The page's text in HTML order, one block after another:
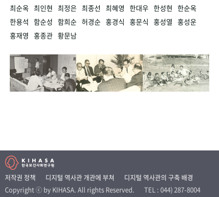
최순옥 최인현 최정은 최종선 최혜영 한대우 한성현 한순옥
한용석 함순성 함희순 허경순 홍경식 홍문식 홍성열 홍성운
홍재영 홍종관 황문남
저작권 정책 디지털 역사관 개관에 부쳐
디지털 역사관의 구축 배경
Copyright ⓒ by KIHASA. All rights Reserved.
TEL : 044) 287-8004